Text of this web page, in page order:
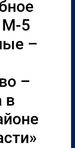
М-5
–
–
в